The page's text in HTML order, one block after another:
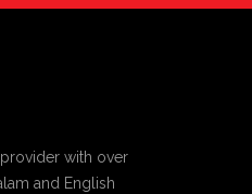
with over
and English